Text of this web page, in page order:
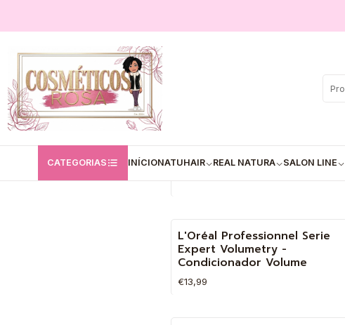
CATEGORIAS INÍCIONATUHAIR REAL NATURA SALON LINE
L'Oréal
(300ml | 500ml | 1500ml)
L'Oréal Professionnel Serie
Expert Volumetry -
Condicionador Volume
€13,99